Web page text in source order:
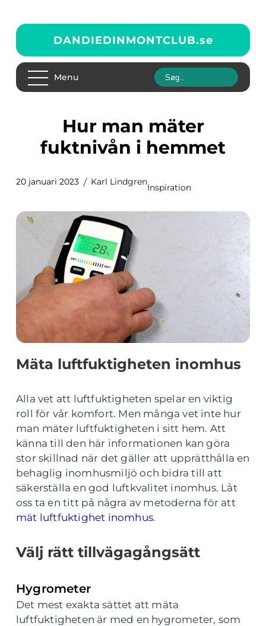
DANDIEDINMONTCLUB.se
Menu
Hur man mäter
fuktnivån i hemmet
20 januari 2023 Karl Lindgren
Inspiration
Mäta luftfuktigheten inomhus
Alla vet att luftfuktigheten spelar en viktig
roll för vår komfort. Men många vet inte hur
man mäter luftfuktigheten i sitt hem. Att
känna till den här informationen kan göra
stor skillnad när det gäller att upprätthålla en
behaglig inomhusmiljö och bidra till att
säkerställa en god luftkvalitet inomhus. Låt
oss ta en titt på några av metoderna för att
mät luftfuktighet inomhus.
Välj rätt tillvägagångsätt
Hygrometer
Det mest exakta sättet att mäta
luftfuktigheten är med en hygrometer, som